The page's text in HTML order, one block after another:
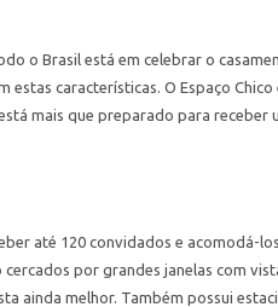
o Brasil está em celebrar o
estas características. O Espaço
mais que preparado para receber
até 120 convidados e acomodá-
por grandes janelas com
ainda melhor. Também possui